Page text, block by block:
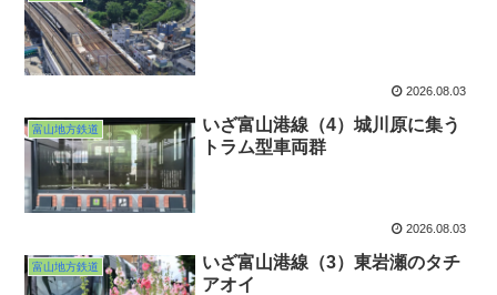
2026.08.03
富山地方鉄道
いざ富山港線（4）城川原に集う
トラム型車両群
2026.08.03
富山地方鉄道
いざ富山港線（3）東岩瀬のタチ
アオイ